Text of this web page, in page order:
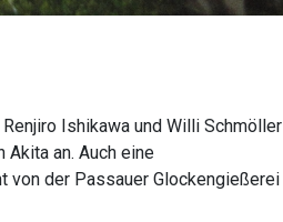
Ishikawa und Willi Schmöller
an. Auch eine
von der Passauer Glockengießerei